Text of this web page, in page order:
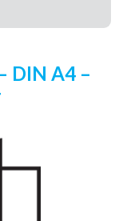
DIN A4 –